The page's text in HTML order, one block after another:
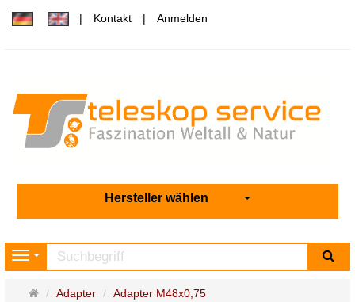
Kontakt Anmelden
Hersteller wählen
Navigation
Startseite
Adapter
Adapter M48x0,75